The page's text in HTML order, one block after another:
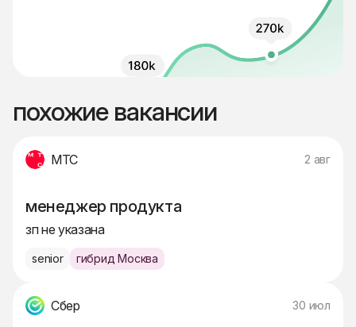
похожие вакансии
МТС 2 авг
менеджер продукта
зп не указана
senior гибрид Москва
Сбер 30 июл